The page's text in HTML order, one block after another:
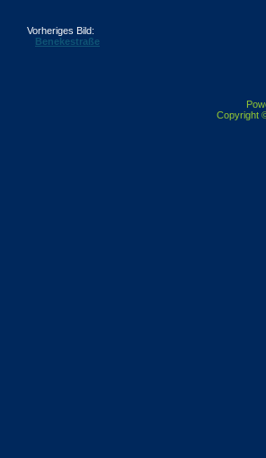
Vorheriges Bild:
Benekestraße
Copyright